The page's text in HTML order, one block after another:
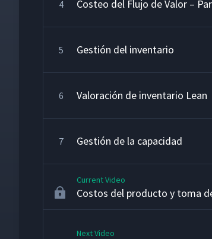
4 Costeo del Flujo de Valor –
5 Gestión del inventario
6 Valoración de inventario Lean
7 Gestión de la capacidad
Current Video
Costos del producto y toma
Next Video